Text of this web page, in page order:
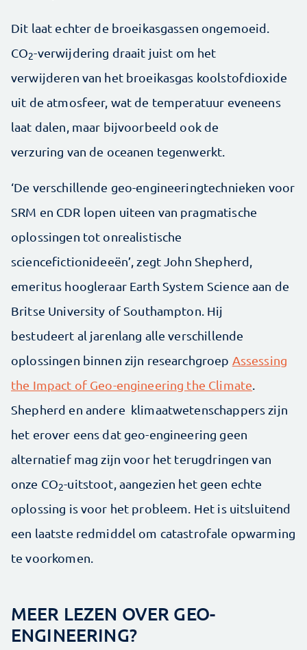
Dit laat echter de broeikasgassen ongemoeid.
CO2-verwijdering draait juist om het
verwijderen van het broeikasgas koolstofdioxide
uit de atmosfeer, wat de temperatuur eveneens
laat dalen, maar bijvoorbeeld ook de
verzuring van de oceanen tegenwerkt.
‘De verschillende geo-engineeringtechnieken voor
SRM en CDR lopen uiteen van pragmatische
oplossingen tot onrealistische
sciencefictionideeën’, zegt John Shepherd,
emeritus hoogleraar Earth System Science aan de
Britse University of Southampton. Hij
bestudeert al jarenlang alle verschillende
oplossingen binnen zijn researchgroep Assessing
the Impact of Geo-engineering the Climate
Shepherd en andere klimaatwetenschappers zijn
het erover eens dat geo-engineering geen
alternatief mag zijn voor het terugdringen van
onze CO2-uitstoot, aangezien het geen echte
oplossing is voor het probleem. Het is uitsluitend
een laatste redmiddel om catastrofale opwarming
te voorkomen.
MEER LEZEN OVER GEO-
ENGINEERING?